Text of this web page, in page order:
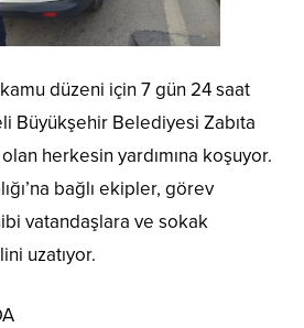
düzeni için 7 gün 24 saat
Büyükşehir Belediyesi Zabıta
herkesin yardımına koşuyor.
bağlı ekipler, görev
vatandaşlara ve sokak
uzatıyor.